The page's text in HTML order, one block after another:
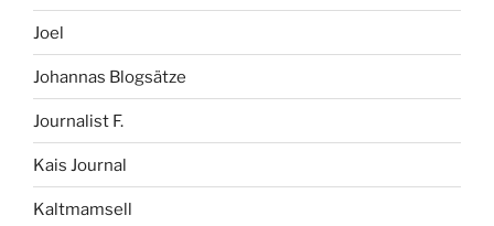
Joel
Johannas Blogsätze
Journalist F.
Kais Journal
Kaltmamsell